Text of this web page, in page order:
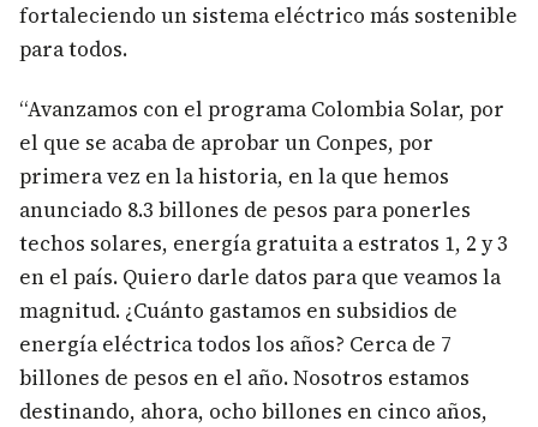
fortaleciendo un sistema eléctrico más sostenible
para todos.
“Avanzamos con el programa Colombia Solar, por
el que se acaba de aprobar un Conpes, por
primera vez en la historia, en la que hemos
anunciado 8.3 billones de pesos para ponerles
techos solares, energía gratuita a estratos 1, 2 y 3
en el país. Quiero darle datos para que veamos la
magnitud. ¿Cuánto gastamos en subsidios de
energía eléctrica todos los años? Cerca de 7
billones de pesos en el año. Nosotros estamos
destinando, ahora, ocho billones en cinco años,